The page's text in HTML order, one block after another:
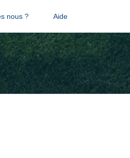
nous ? Aide